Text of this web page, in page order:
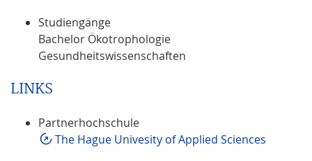
Studiengänge
Bachelor Ökotrophologie
Gesundheitswissenschaften
LINKS
Partnerhochschule
The Hague Univesity of Applied Sciences